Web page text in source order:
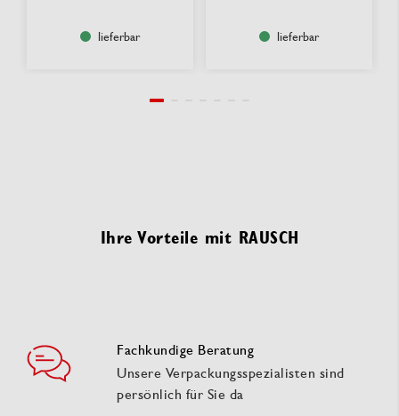
lieferbar lieferbar
Ihre Vorteile mit RAUSCH
Fachkundige Beratung
Unsere Verpackungsspezialisten sind
persönlich für Sie da